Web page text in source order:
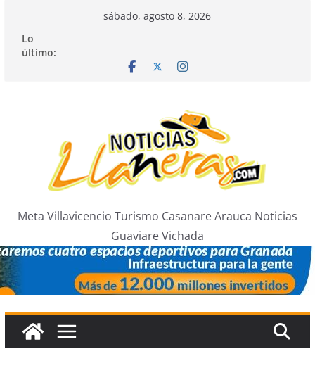
contenido
sábado, agosto 8, 2026
Lo
último:
Meta Villavicencio Turismo Casanare Arauca Noticias
Guaviare Vichada